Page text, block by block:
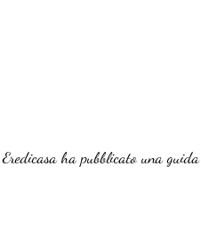
ha pubblicato una guida